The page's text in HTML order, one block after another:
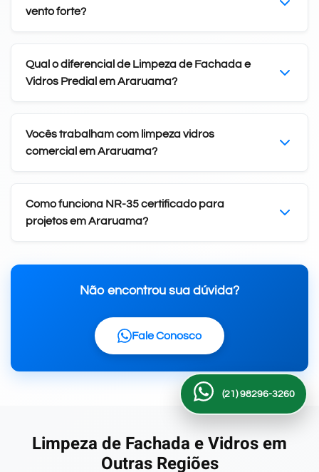
vento forte?
Qual o diferencial de Limpeza de Fachada e
Vidros Predial em Araruama?
Vocês trabalham com limpeza vidros
comercial em Araruama?
Como funciona NR-35 certificado para
projetos em Araruama?
Não encontrou sua dúvida?
Fale Conosco
Limpeza de Fachada e Vidros em
Outras Regiões
(21) 98296-3260